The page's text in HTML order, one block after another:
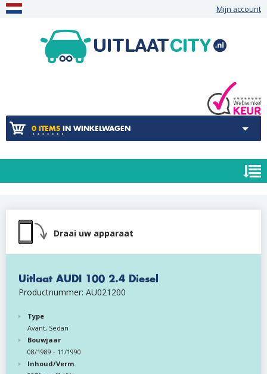
Mijn account
0 ITEMS IN WINKELWAGEN
Draai uw apparaat
Uitlaat AUDI 100 2.4 Diesel
Productnummer: AU021200
Type
Avant, Sedan
Bouwjaar
08/1989 - 11/1990
Inhoud/Verm.